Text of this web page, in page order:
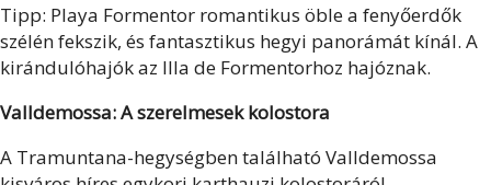
Tipp: Playa Formentor romantikus öble a fenyőerdők
szélén fekszik, és fantasztikus hegyi panorámát kínál. A
kirándulóhajók az Illa de Formentorhoz hajóznak.
Valldemossa: A szerelmesek kolostora
A Tramuntana-hegységben található Valldemossa